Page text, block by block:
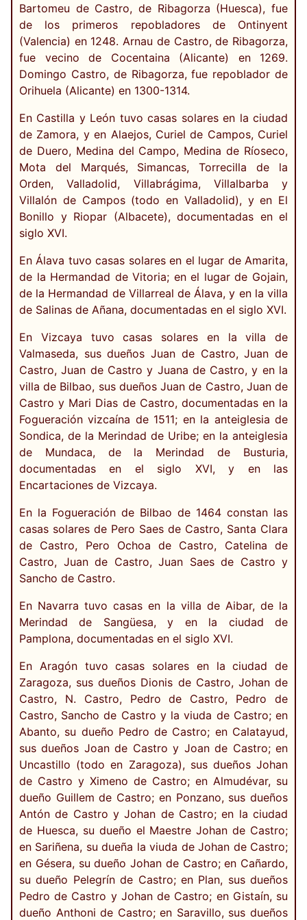
Bartomeu de Castro, de Ribagorza (Huesca), fue
de los primeros repobladores de Ontinyent
(Valencia) en 1248. Arnau de Castro, de Ribagorza,
fue vecino de Cocentaina (Alicante) en 1269.
Domingo Castro, de Ribagorza, fue repoblador de
Orihuela (Alicante) en 1300-1314.
En Castilla y León tuvo casas solares en la ciudad
de Zamora, y en Alaejos, Curiel de Campos, Curiel
de Duero, Medina del Campo, Medina de Ríoseco,
Mota del Marqués, Simancas, Torrecilla de la
Orden, Valladolid, Villabrágima, Villalbarba y
Villalón de Campos (todo en Valladolid), y en El
Bonillo y Riopar (Albacete), documentadas en el
siglo XVI.
En Álava tuvo casas solares en el lugar de Amarita,
de la Hermandad de Vitoria; en el lugar de Gojain,
de la Hermandad de Villarreal de Álava, y en la villa
de Salinas de Añana, documentadas en el siglo XVI.
En Vizcaya tuvo casas solares en la villa de
Valmaseda, sus dueños Juan de Castro, Juan de
Castro, Juan de Castro y Juana de Castro, y en la
villa de Bilbao, sus dueños Juan de Castro, Juan de
Castro y Mari Dias de Castro, documentadas en la
Fogueración vizcaína de 1511; en la anteiglesia de
Sondica, de la Merindad de Uribe; en la anteiglesia
de Mundaca, de la Merindad de Busturia,
documentadas en el siglo XVI, y en las
Encartaciones de Vizcaya.
En la Fogueración de Bilbao de 1464 constan las
casas solares de Pero Saes de Castro, Santa Clara
de Castro, Pero Ochoa de Castro, Catelina de
Castro, Juan de Castro, Juan Saes de Castro y
Sancho de Castro.
En Navarra tuvo casas en la villa de Aibar, de la
Merindad de Sangüesa, y en la ciudad de
Pamplona, documentadas en el siglo XVI.
En Aragón tuvo casas solares en la ciudad de
Zaragoza, sus dueños Dionis de Castro, Johan de
Castro, N. Castro, Pedro de Castro, Pedro de
Castro, Sancho de Castro y la viuda de Castro; en
Abanto, su dueño Pedro de Castro; en Calatayud,
sus dueños Joan de Castro y Joan de Castro; en
Uncastillo (todo en Zaragoza), sus dueños Johan
de Castro y Ximeno de Castro; en Almudévar, su
dueño Guillem de Castro; en Ponzano, sus dueños
Antón de Castro y Johan de Castro; en la ciudad
de Huesca, su dueño el Maestre Johan de Castro;
en Sariñena, su dueña la viuda de Johan de Castro;
en Gésera, su dueño Johan de Castro; en Cañardo,
su dueño Pelegrín de Castro; en Plan, sus dueños
Pedro de Castro y Johan de Castro; en Gistaín, su
dueño Anthoni de Castro; en Saravillo, sus dueños